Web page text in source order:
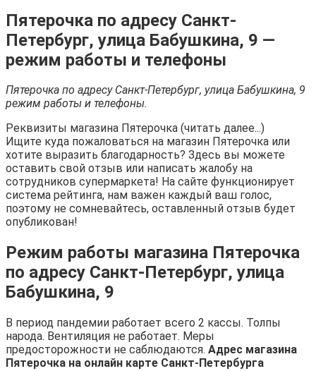
Пятерочка по адресу Санкт-
Петербург, улица Бабушкина, 9 —
режим работы и телефоны
Пятерочка по адресу Санкт-Петербург, улица Бабушкина, 9
режим работы и телефоны.
Реквизиты магазина Пятерочка (читать далее...)
Ищите куда пожаловаться на магазин Пятерочка или
хотите выразить благодарность? Здесь вы можете
оставить свой отзыв или написать жалобу на
сотрудников супермаркета! На сайте функционирует
система рейтинга, нам важен каждый ваш голос,
поэтому не сомневайтесь, оставленный отзыв будет
опубликован!
Режим работы магазина Пятерочка
по адресу Санкт-Петербург, улица
Бабушкина, 9
В период пандемии работает всего 2 кассы. Толпы
народа. Вентиляция не работает. Меры
предосторожности не саблюдаются. Адрес магазина
Пятерочка на онлайн карте Санкт-Петербурга